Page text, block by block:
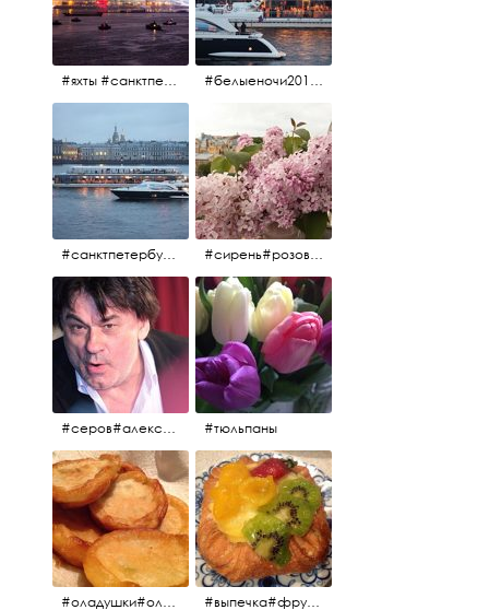
#яхты #санктпетербург #нева #белыеночи2012 #алыепаруса #алыепаруса2012#парусник#салют#фейерверк #белыеночи2012 #белыеночи #2012 #нева #санктпетербург #яхты
#санктпетербург #нева#яхты#2012 #белыеночи#белыеночи2012 #сирень#розоваясирень#натюрморт#натюрмортсцветами#2012#весна2012
#серов#александрсеров#певец#народныйартист#эстрадныйпевец#композитор#тыменялюбишь#мадонна#ялюблютебядослёз #тюльпаны
#оладушки#оладушкинакефире #оладушкисяблоками #кефир#яблоки С утра испёк, на кефире с яблоками. #выпечка#фрукты#пекарня#зима